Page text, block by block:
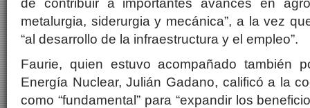
de contribuir a importantes avances en
metalurgia, siderurgia y mecánica”, a la vez
“al desarrollo de la infraestructura y el empleo”.
Faurie, quien estuvo acompañado también
Energía Nuclear, Julián Gadano, calificó a la
como “fundamental” para “expandir los